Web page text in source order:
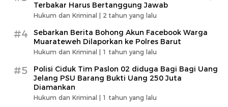
Terbakar Harus Bertanggung Jawab
Hukum dan Kriminal | 2 tahun yang lalu
#4
Sebarkan Berita Bohong Akun Facebook Warga
Muarateweh Dilaporkan ke Polres Barut
Hukum dan Kriminal | 1 tahun yang lalu
#5
Polisi Ciduk Tim Paslon 02 diduga Bagi Bagi Uang
Jelang PSU Barang Bukti Uang 250 Juta
Diamankan
Hukum dan Kriminal | 1 tahun yang lalu